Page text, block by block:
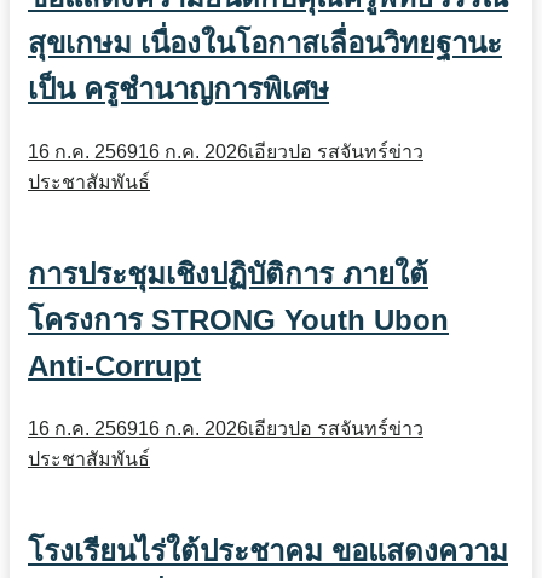
สุขเกษม เนื่องในโอกาสเลื่อนวิทยฐานะ
เป็น ครูชำนาญการพิเศษ
16 ก.ค. 256916 ก.ค. 2026เอียวปอ รสจันทร์ข่าว
ประชาสัมพันธ์
การประชุมเชิงปฏิบัติการ ภายใต้
โครงการ STRONG Youth Ubon
Anti-Corrupt
16 ก.ค. 256916 ก.ค. 2026เอียวปอ รสจันทร์ข่าว
ประชาสัมพันธ์
โรงเรียนไร่ใต้ประชาคม ขอแสดงความ